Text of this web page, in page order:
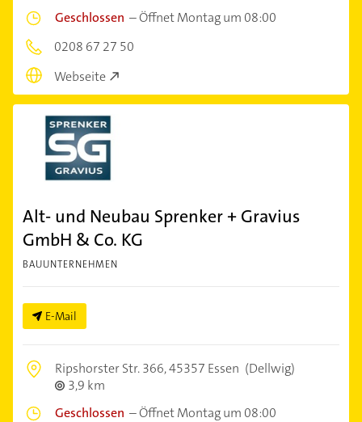
Geschlossen –Öffnet Montag um 08:00
0208 67 27 50
Webseite
Alt- und Neubau Sprenker + Gravius
GmbH & Co. KG
BAUUNTERNEHMEN
E-Mail
Ripshorster Str. 366,45357 Essen (Dellwig)
3,9 km
Geschlossen –Öffnet Montag um 08:00